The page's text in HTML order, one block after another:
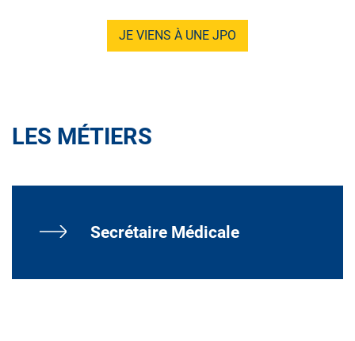
JE VIENS À UNE JPO
LES MÉTIERS
Secrétaire Médicale